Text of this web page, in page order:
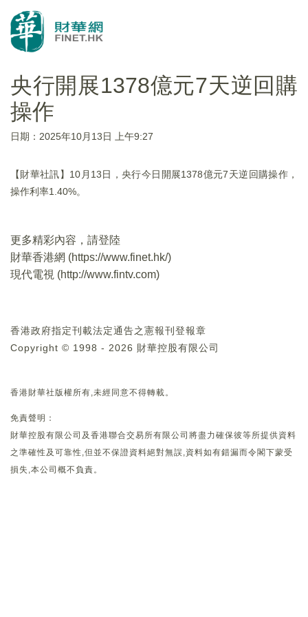
央行開展1378億元7天逆回購
操作
日期：2025年10月13日 上午9:27
【財華社訊】10月13日，央行今日開展1378億元7天逆回購操作，
操作利率1.40%。
更多精彩內容，請登陸
財華香港網 (https://www.finet.hk/)
現代電視 (http://www.fintv.com)
香港政府指定刊載法定通告之憲報刊登報章
Copyright © 1998 - 2026 財華控股有限公司
香港財華社版權所有,未經同意不得轉載。
免責聲明：
財華控股有限公司及香港聯合交易所有限公司將盡力確保彼等所提供資料
之準確性及可靠性,但並不保證資料絕對無誤,資料如有錯漏而令閣下蒙受
損失,本公司概不負責。